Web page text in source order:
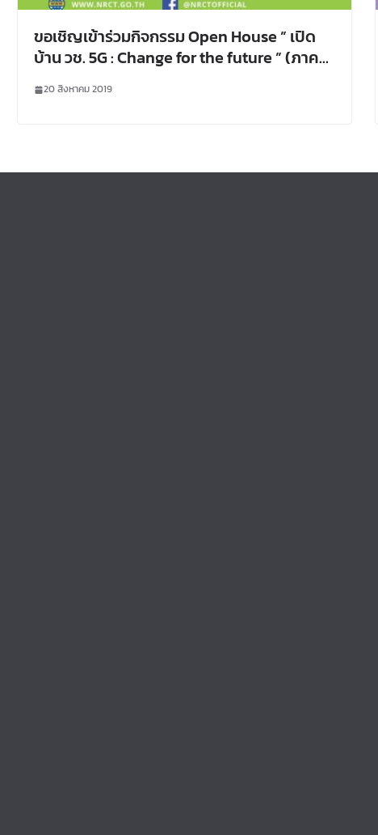
ขอเชิญเข้าร่วมกิจกรรม Open House ” เปิด
บ้าน วช. 5G : Change for the future ” (ภาค
เหนือ)
20 สิงหาคม 2019